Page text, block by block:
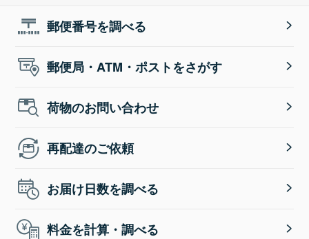
郵便番号を調べる
郵便局・ATM・ポストをさがす
荷物のお問い合わせ
再配達のご依頼
お届け日数を調べる
料金を計算・調べる